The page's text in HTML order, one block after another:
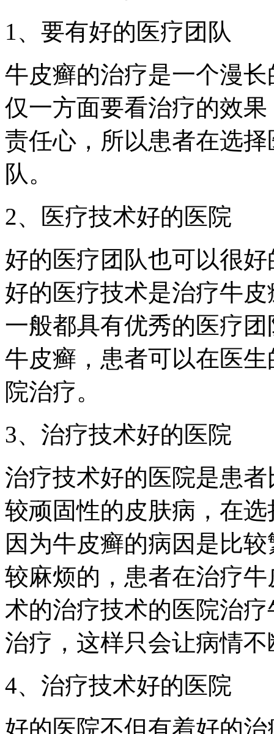
1、要有好的医疗团队
牛皮癣的治疗是一个漫
仅一方面要看治疗的效
责任心，所以患者在选
队。
2、医疗技术好的医院
好的医疗团队也可以很
好的医疗技术是治疗牛
一般都具有优秀的医疗
牛皮癣，患者可以在医
院治疗。
3、治疗技术好的医院
治疗技术好的医院是患
较顽固性的皮肤病，在
因为牛皮癣的病因是比
较麻烦的，患者在治疗
术的治疗技术的医院治
治疗，这样只会让病情
4、治疗技术好的医院
好的医院不但有着好的